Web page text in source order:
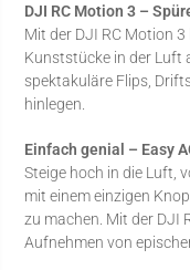
DJI RC Motion 3 –
Mit der DJI RC Motion
Kunststücke in der Luft
spektakuläre Flips,
hinlegen.
Einfach genial – Easy
Steige hoch in die Luft,
mit einem einzigen
zu machen. Mit der DJI
Aufnehmen von